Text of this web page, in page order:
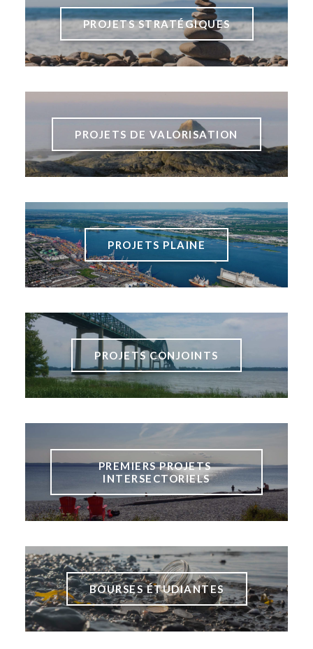
PROJETS STRATÉGIQUES
PROJETS DE VALORISATION
PROJETS PLAINE
PROJETS CONJOINTS
PREMIERS PROJETS
INTERSECTORIELS
BOURSES ÉTUDIANTES